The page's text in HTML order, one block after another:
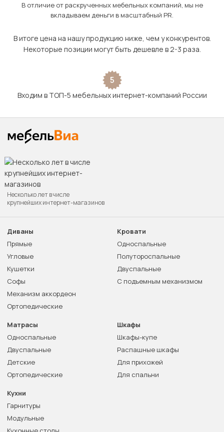
В отличие от раскрученных мебельных компаний, мы не
вкладываем деньги в масштабный PR.
В итоге цена на нашу продукцию ниже, чем у конкурентов.
Некоторые позиции могут быть дешевле в 2-3 раза.
5
Входим в ТОП-5 мебельных интернет-компаний России
Несколько лет в числе
крупнейших интернет-магазинов
Диваны
Прямые
Угловые
Кушетки
Софы
Механизм аккордеон
Ортопедические
Кровати
Односпальные
Полутороспальные
Двуспальные
С подъемным механизмом
Матрасы
Односпальные
Двуспальные
Детские
Ортопедические
Шкафы
Шкафы-купе
Распашные шкафы
Для прихожей
Для спальни
Кухни
Гарнитуры
Модульные